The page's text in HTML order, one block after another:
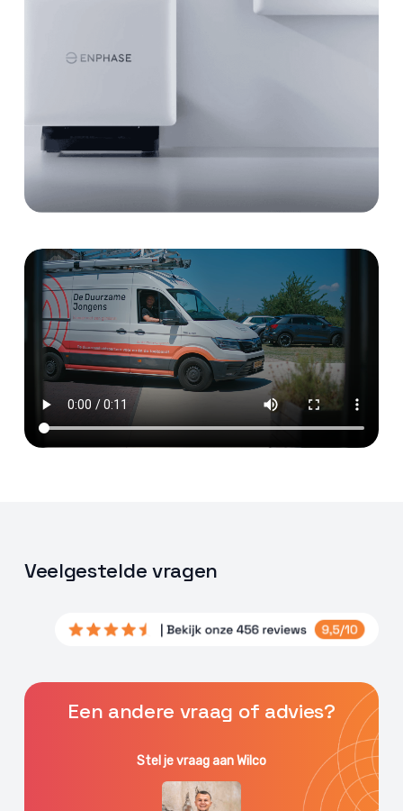
Veelgestelde vragen
Een andere vraag of advies?
Stel je vraag aan Wilco